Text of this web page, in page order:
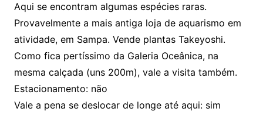
Aqui se encontram algumas espécies raras.
Provavelmente a mais antiga loja de aquarismo em
atividade, em Sampa. Vende plantas Takeyoshi.
Como fica pertíssimo da Galeria Oceânica, na
mesma calçada (uns 200m), vale a visita também.
Estacionamento: não
Vale a pena se deslocar de longe até aqui: sim